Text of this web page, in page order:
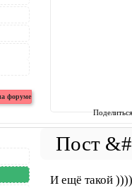
И ещё такой